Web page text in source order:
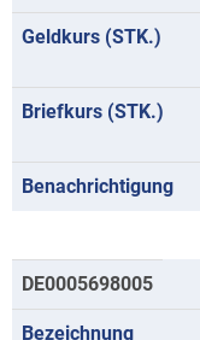
DE0005698005